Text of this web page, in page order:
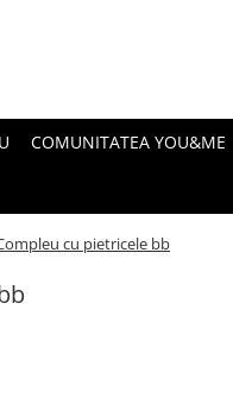
COMUNITATEA YOU&ME
cu pietricele bb